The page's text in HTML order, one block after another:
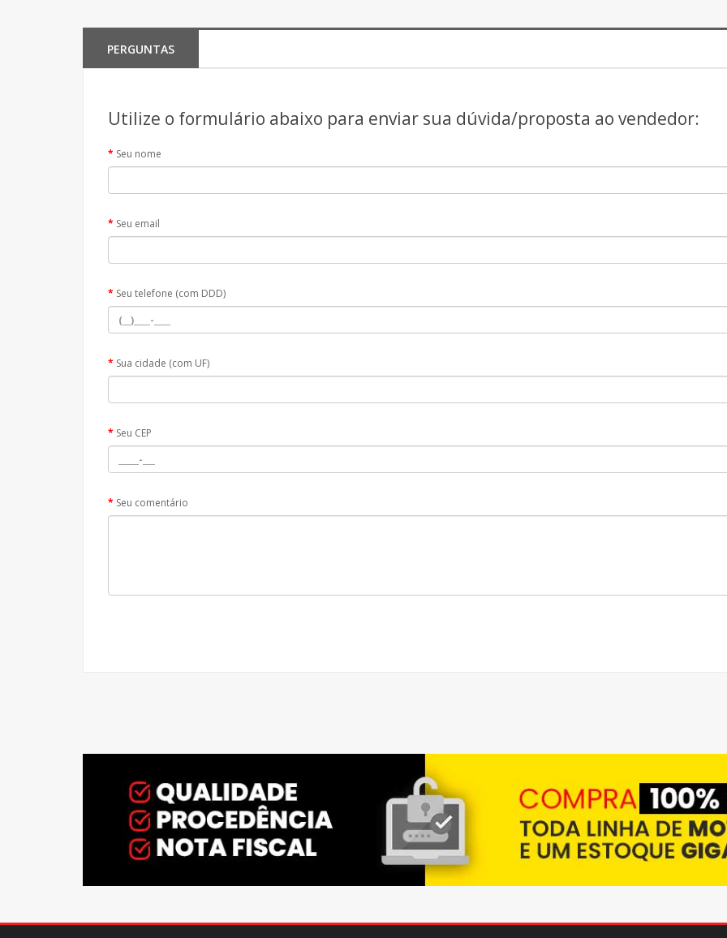
PERGUNTAS
Utilize o formulário abaixo para enviar sua dúvida/proposta ao vendedor:
Seu nome
Seu email
Seu telefone (com DDD)
Sua cidade (com UF)
Seu CEP
Seu comentário